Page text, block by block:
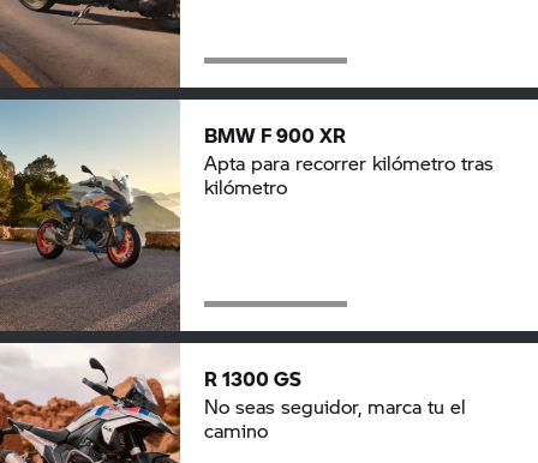
BMW F 900 XR
Apta para recorrer kilómetro tras
kilómetro
R 1300 GS
No seas seguidor, marca tu el
camino